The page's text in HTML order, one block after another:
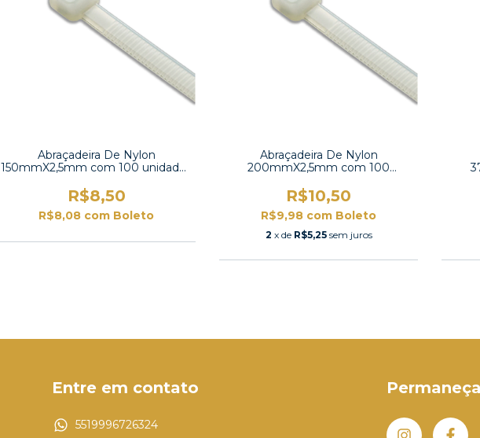
Abraçadeira De Nylon
150mmX2,5mm com 100 unidades
R$8,50
R$8,08 com Boleto
Abraçadeira De Nylon
200mmX2,5mm com 100
R$10,50
R$9,98 com Boleto
2 x de R$5,25 sem juros
Entre em contato
5519996726324